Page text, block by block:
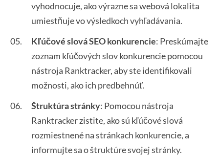
vyhodnocuje, ako výrazne sa webová lokalita
umiestňuje vo výsledkoch vyhľadávania.
Kľúčové slová SEO konkurencie: Preskúmajte
zoznam kľúčových slov konkurencie pomocou
nástroja Ranktracker, aby ste identifikovali
možnosti, ako ich predbehnúť.
Štruktúra stránky: Pomocou nástroja
Ranktracker zistite, ako sú kľúčové slová
rozmiestnené na stránkach konkurencie, a
informujte sa o štruktúre svojej stránky.